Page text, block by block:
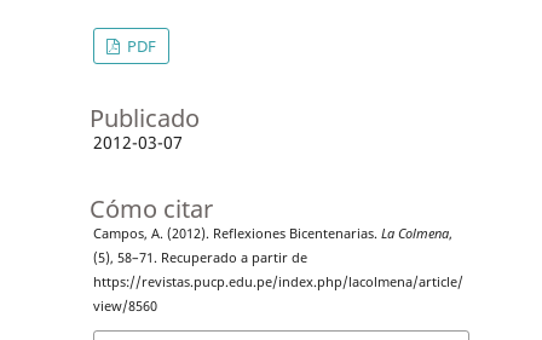
PDF
Publicado
2012-03-07
Cómo citar
Campos, A. (2012). Reflexiones Bicentenarias. La Colmena,
(5), 58–71. Recuperado a partir de
https://revistas.pucp.edu.pe/index.php/lacolmena/article/
view/8560